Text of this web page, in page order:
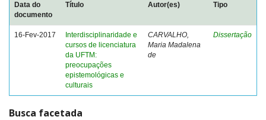
Data do
documento
Título Autor(es) Tipo
16-Fev-2017
Interdisciplinaridade e
cursos de licenciatura
da UFTM:
preocupações
epistemológicas e
culturais
CARVALHO,
Maria Madalena
de
Dissertação
Busca facetada